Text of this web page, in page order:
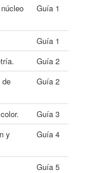
Guía 1
Guía 1
Guía 2
de
Guía 2
Guía 3
y
Guía 4
Guía 5